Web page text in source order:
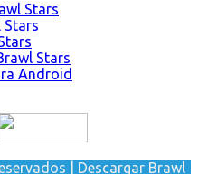
Stars
Stars
Stars
Android
| Descargar Brawl